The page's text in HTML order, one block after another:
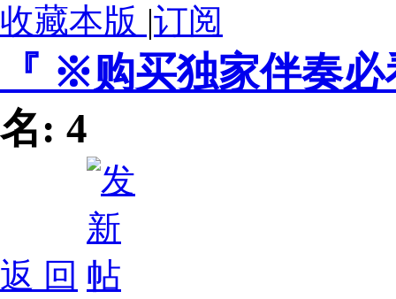
收藏本版 |订阅
『 ※购买独家伴奏
名: 4
返 回